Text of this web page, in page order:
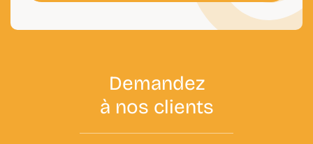
Demandez
à nos clients